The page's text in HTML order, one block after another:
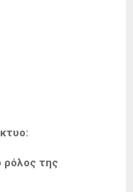
ρόλος της